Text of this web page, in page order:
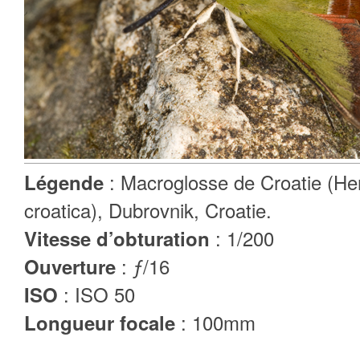
Légende : Macroglosse de Croatie
croatica), Dubrovnik, Croatie.
Vitesse d’obturation : 1/200
Ouverture : ƒ/16
ISO : ISO 50
Longueur focale : 100mm